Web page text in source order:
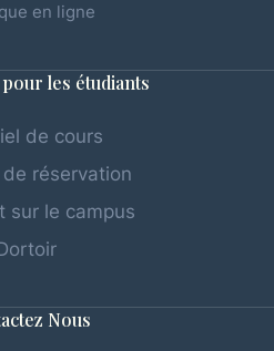
en ligne
les étudiants
de cours
réservation
sur le campus
Nous